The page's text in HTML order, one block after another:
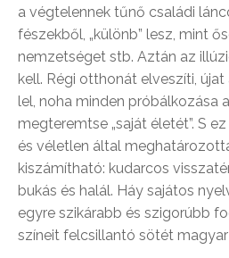
a végtelennek tűnő családi
fészekből, „különb” lesz, mint
nemzetséget stb. Aztán az
kell. Régi otthonát elveszíti,
lel, noha minden próbálkozása
megteremtse „saját életét”. S
és véletlen által
kiszámítható: kudarcos
bukás és halál. Háy sajátos
egyre szikárabb és szigorúbb
színeit felcsillantó sötét magyar